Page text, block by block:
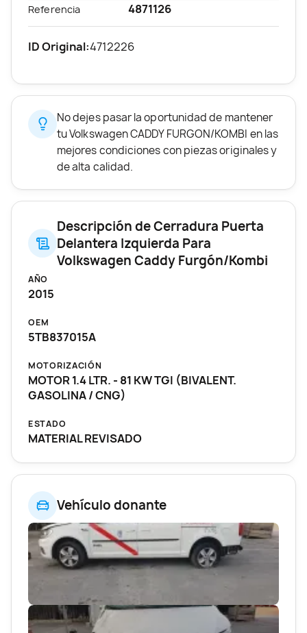
Vehículo donante
Referencia 4871126
ID Original:4712226
No dejes pasar la oportunidad de mantener
tu Volkswagen CADDY FURGON/KOMBI en las
mejores condiciones con piezas originales y
de alta calidad.
Descripción de Cerradura Puerta
Delantera Izquierda Para
Volkswagen Caddy Furgón/Kombi
AÑO
2015
OEM
5TB837015A
MOTORIZACIÓN
MOTOR 1.4 LTR. - 81 KW TGI (BIVALENT.
GASOLINA / CNG)
ESTADO
MATERIAL REVISADO